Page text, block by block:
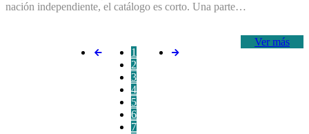
nación independiente, el catálogo es corto. Una parte…
Ver más
1
2
3
4
5
6
7